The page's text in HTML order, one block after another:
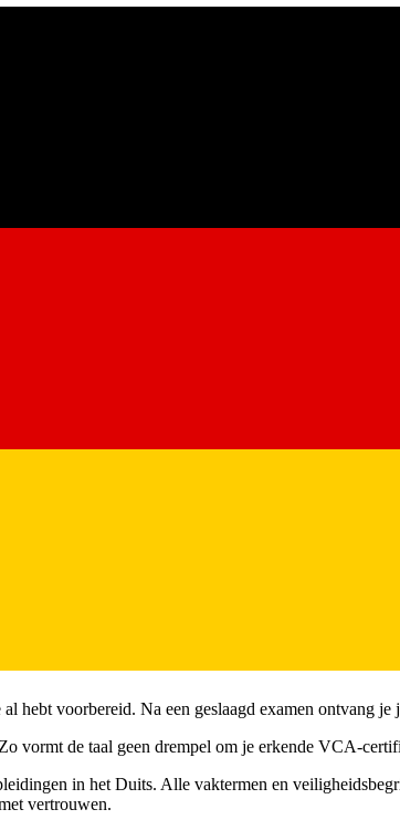
voorbereid. Na een geslaagd examen ontvang je
vormt de taal geen drempel om je erkende VCA-
in het Duits. Alle vaktermen en
vertrouwen.